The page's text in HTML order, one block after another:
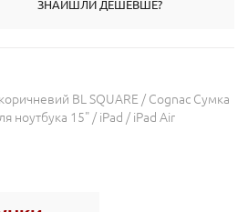
ЗНАЙШЛИ ДЕШЕВШЕ?
BL SQUARE / Cognac Сумка
ноутбука 15" / iPad / iPad Air